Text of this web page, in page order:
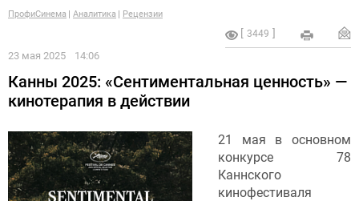
ПрофиСинема Аналитика Рецензии
3449
23 мая 2025 14:06
Канны 2025: «Сентиментальная ценность» —
кинотерапия в действии
21 мая в основном
конкурсе 78
Каннского
кинофестиваля